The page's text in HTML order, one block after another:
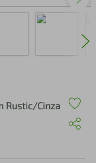
Rustic/Cinza